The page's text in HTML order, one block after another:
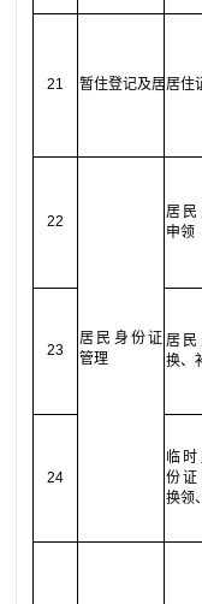
21 暂住登记及居住证
居住
22
居民身份证
管理
居民
申领
23
居民
换、
24
临
份证
换领